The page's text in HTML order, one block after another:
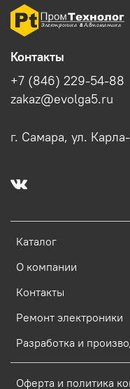
Каталог
О компании
Контакты
Ремонт электроники
Разработка и
Оферта и политика
Контакты
+7 (846) 229-54-88
zakaz@evolga5.ru
г. Самара, ул.